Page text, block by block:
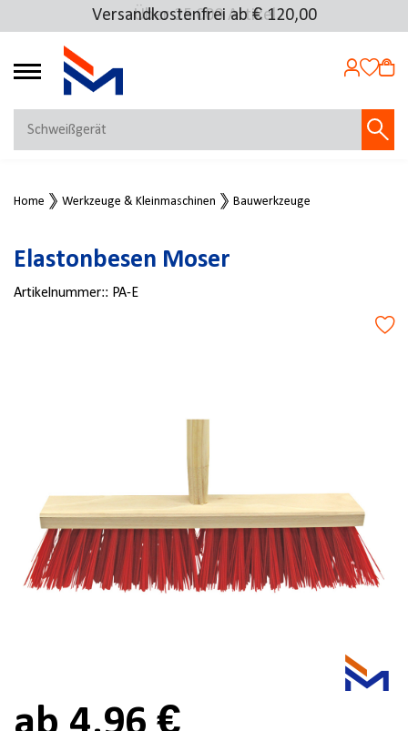
Über 25.000 Artikel
Versandkostenfrei ab € 120,00
4.72
MEIN KONTO
Jetzt anmelden
NEU BEI FMOSER?
Jetzt registrieren
Home Werkzeuge & Kleinmaschinen Bauwerkzeuge
Elastonbesen Moser
Artikelnummer:: PA-E